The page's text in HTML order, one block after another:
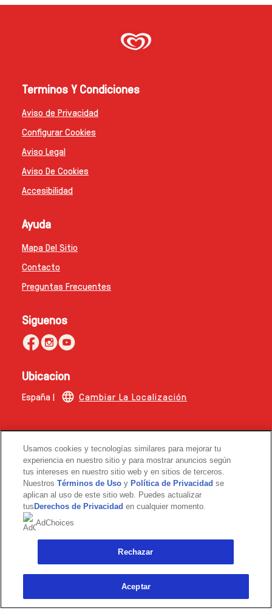
Terminos Y Condiciones
Aviso de Privacidad
Configurar Cookies
Aviso Legal
Aviso De Cookies
Accesibilidad
Ayuda
Mapa Del Sitio
Contacto
Preguntas Frecuentes
Siguenos
Ubicacion
España | Cambiar La Localización
Esta web no está dirigida a consumidores de fuera de
España.
© 2026 Copyright | The Magnum Ice Cream Company.
Usamos cookies y tecnologías similares para mejorar tu
experiencia en nuestro sitio y para mostrar anuncios según
tus intereses en nuestro sitio web y en sitios de terceros.
NuestrosTérminos de Uso y Política de Privacidadse
aplican al uso de este sitio web. Puedes actualizar
tus Derechos de Privacidad en cualquier momento.
AdChoices
Rechazar
Aceptar